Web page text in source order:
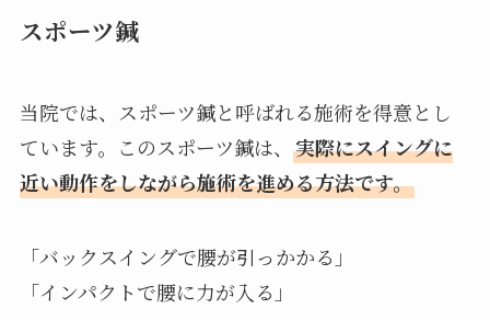
スポーツ鍼
当院では、スポーツ鍼と呼ばれる施術を得意とし
ています。このスポーツ鍼は、 実際にスイングに
近い動作をしながら施術を進める方法です。
「バックスイングで腰が引っかかる」
「インパクトで腰に力が入る」